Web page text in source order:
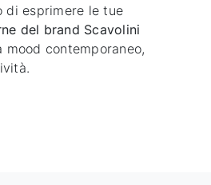
di esprimere le tue
del brand Scavolini
contemporaneo,